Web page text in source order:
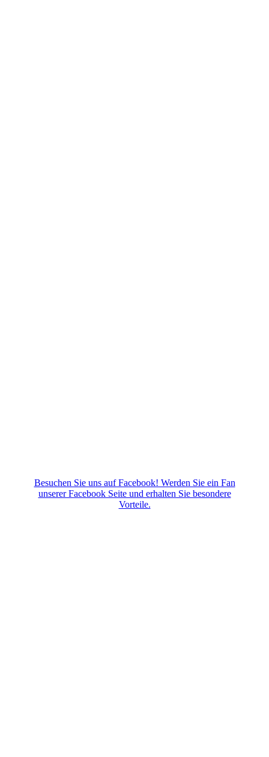
Besuchen Sie uns auf Facebook! Werden Sie ein Fan
unserer Facebook Seite und erhalten Sie besondere
Vorteile.